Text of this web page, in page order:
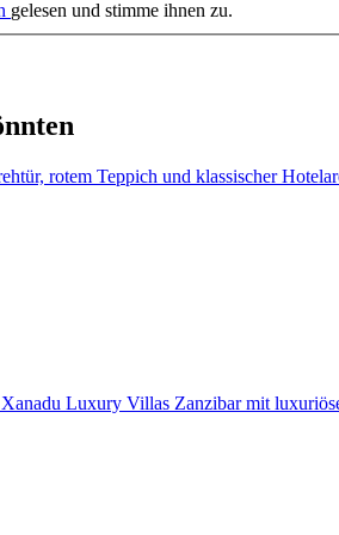
gelesen und stimme ihnen zu.